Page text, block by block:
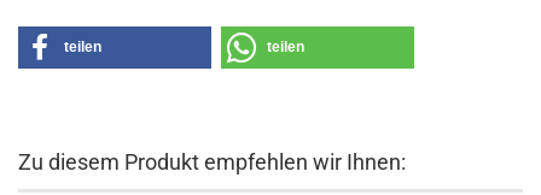
teilen teilen
Zu diesem Produkt empfehlen wir Ihnen: